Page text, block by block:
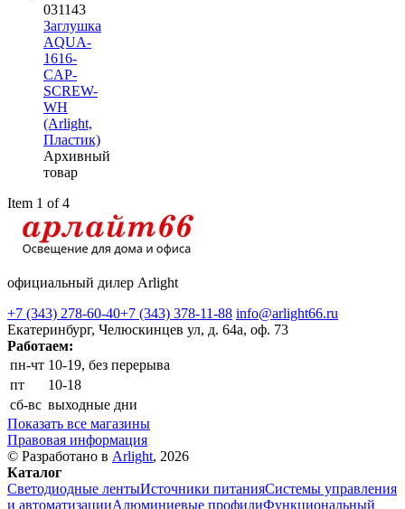
031143
Заглушка
AQUA-
1616-
CAP-
SCREW-
WH
(Arlight,
Пластик)
Архивный
товар
Item 1 of 4
официальный дилер Arlight
+7 (343) 278-60-40+7 (343) 378-11-88 info@arlight66.ru
Екатеринбург, Челюскинцев ул, д. 64а, оф. 73
Работаем:
пн-чт 10-19, без перерыва
пт
10-18
сб-вс выходные дни
Показать все магазины
Правовая информация
© Разработано в Arlight, 2026
Каталог
Светодиодные лентыИсточники питанияСистемы управления
и автоматизацииАлюминиевые профилиФункциональный